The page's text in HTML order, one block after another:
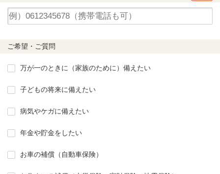
ご希望・ご質問
万が一のときに（家族のために）備えたい
子どもの将来に備えたい
病気やケガに備えたい
年金や貯金をしたい
お車の補償（自動車保険）